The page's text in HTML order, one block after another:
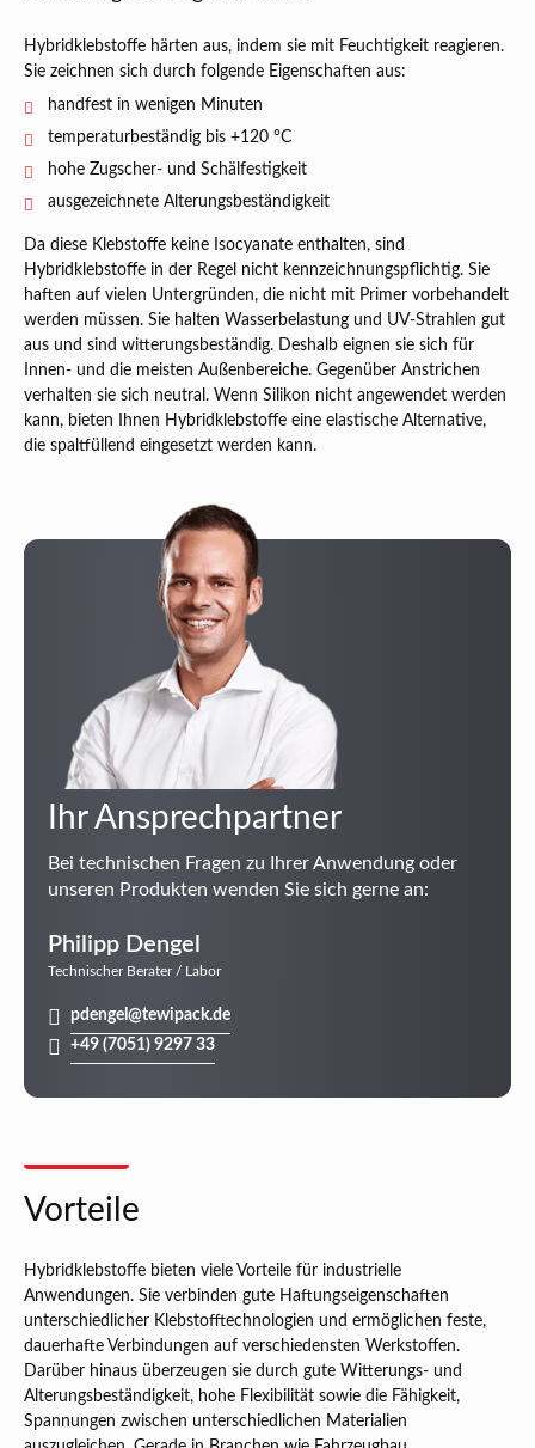
Hybridklebstoffe härten aus, indem sie mit Feuchtigkeit reagieren.
Sie zeichnen sich durch folgende Eigenschaften aus:
handfest in wenigen Minuten
temperaturbeständig bis +120 °C
hohe Zugscher- und Schälfestigkeit
ausgezeichnete Alterungsbeständigkeit
Da diese Klebstoffe keine Isocyanate enthalten, sind
Hybridklebstoffe in der Regel nicht kennzeichnungspflichtig. Sie
haften auf vielen Untergründen, die nicht mit Primer vorbehandelt
werden müssen. Sie halten Wasserbelastung und UV-Strahlen gut
aus und sind witterungsbeständig. Deshalb eignen sie sich für
Innen- und die meisten Außenbereiche. Gegenüber Anstrichen
verhalten sie sich neutral. Wenn Silikon nicht angewendet werden
kann, bieten Ihnen Hybridklebstoffe eine elastische Alternative,
die spaltfüllend eingesetzt werden kann.
Ihr Ansprechpartner
Bei technischen Fragen zu Ihrer Anwendung oder
unseren Produkten wenden Sie sich gerne an:
Philipp Dengel
Technischer Berater / Labor
pdengel@tewipack.de
+49 (7051) 9297 33
Vorteile
Hybridklebstoffe bieten viele Vorteile für industrielle
Anwendungen. Sie verbinden gute Haftungseigenschaften
unterschiedlicher Klebstofftechnologien und ermöglichen feste,
dauerhafte Verbindungen auf verschiedensten Werkstoffen.
Darüber hinaus überzeugen sie durch gute Witterungs- und
Alterungsbeständigkeit, hohe Flexibilität sowie die Fähigkeit,
Spannungen zwischen unterschiedlichen Materialien